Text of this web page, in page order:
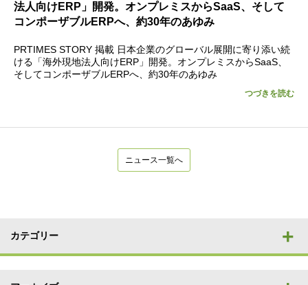
法人向けERP」開発。オンプレミスからSaaS、そして
コンポーザブルERPへ、約30年のあゆみ
PRTIMES STORY 掲載 日本企業のグローバル展開に寄り添い続
ける「海外現地法人向けERP」開発。オンプレミスからSaaS、
そしてコンポーザブルERPへ、約30年のあゆみ
つづきを読む
ニュース一覧へ
カテゴリー